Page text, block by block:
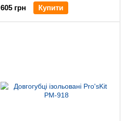
605 грн
Купити